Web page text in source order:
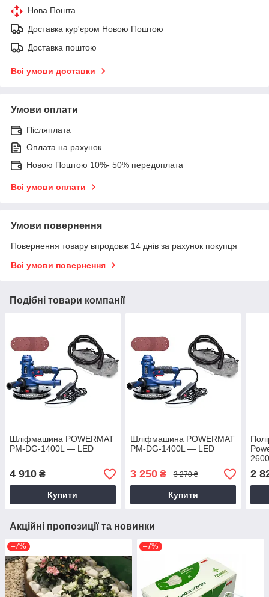
Нова Пошта
Доставка кур'єром Новою Поштою
Доставка поштою
Всі умови доставки
Умови оплати
Післяплата
Оплата на рахунок
Новою Поштою 10%- 50% передоплата
Всі умови оплати
Умови повернення
Повернення товару впродовж 14 днів за рахунок покупця
Всі умови повернення
Подібні товари компанії
Шліфмашина POWERMAT
PM-DG-1400L — LED
4 910 ₴
Купити
Шліфмашина POWERMAT
PM-DG-1400L — LED
3 250₴ 3 270 ₴
Купити
2
Акційні пропозиції та новинки
–7% –7%